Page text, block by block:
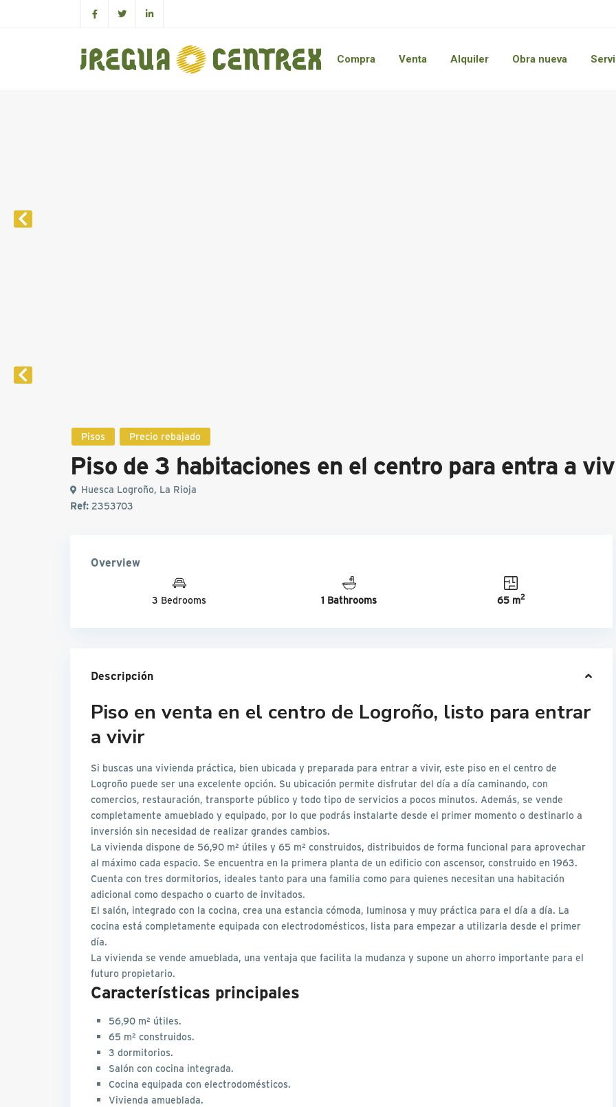
Compra Venta Alquiler Obra nueva
Pisos Precio rebajado
Piso de 3 habitaciones en el centro para entra a
Huesca Logroño, La Rioja
Ref: 2353703
Overview
3 Bedrooms 1 Bathrooms 65 m2
Descripción
Piso en venta en el centro de Logroño, listo para entrar
a vivir
Si buscas una vivienda práctica, bien ubicada y preparada para entrar a vivir, este piso en el centro de
Logroño puede ser una excelente opción. Su ubicación permite disfrutar del día a día caminando, con
comercios, restauración, transporte público y todo tipo de servicios a pocos minutos. Además, se vende
completamente amueblado y equipado, por lo que podrás instalarte desde el primer momento o destinarlo a
inversión sin necesidad de realizar grandes cambios.
La vivienda dispone de 56,90 m² útiles y 65 m² construidos, distribuidos de forma funcional para aprovechar
al máximo cada espacio. Se encuentra en la primera planta de un edificio con ascensor, construido en 1963.
Cuenta con tres dormitorios, ideales tanto para una familia como para quienes necesitan una habitación
adicional como despacho o cuarto de invitados.
El salón, integrado con la cocina, crea una estancia cómoda, luminosa y muy práctica para el día a día. La
cocina está completamente equipada con electrodomésticos, lista para empezar a utilizarla desde el primer
día.
La vivienda se vende amueblada, una ventaja que facilita la mudanza y supone un ahorro importante para el
futuro propietario.
Características principales
56,90 m² útiles.
65 m² construidos.
3 dormitorios.
Salón con cocina integrada.
Cocina equipada con electrodomésticos.
Vivienda amueblada.